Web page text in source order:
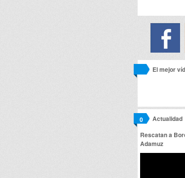
El mejor
Actualidad
0
Rescatan a
Adamuz